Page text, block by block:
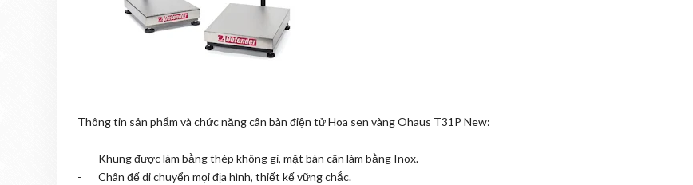
Thông tin sản phẩm và chức năng cân bàn điện tử Hoa sen vàng Ohaus T31P New:
- Khung được làm bằng thép không gỉ, mặt bàn cân làm bằng Inox.
- Chân đế di chuyển mọi địa hình, thiết kế vững chắc.